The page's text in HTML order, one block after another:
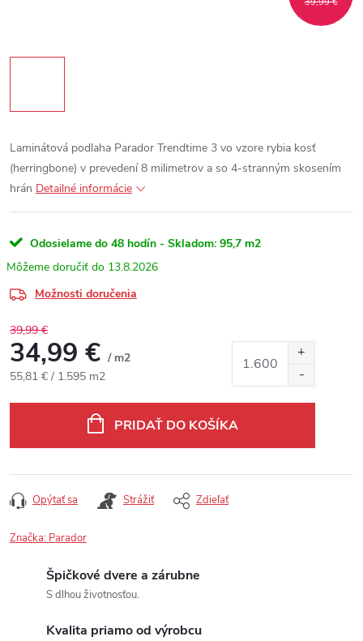
Laminátová podlaha Parador Trendtime 3 vo vzore rybia kosť
(herringbone) v prevedení 8 milimetrov a so 4-stranným skosením
hrán Detailné informácie
Odosielame do 48 hodín - Skladom: 95,7 m2
13.8.2026
Možnosti doručenia
39,99 €
34,99 € / m2
Jednotková cena:
55,81 € / 1.595 m2
PRIDAŤ DO KOŠÍKA
Opýtať sa Strážiť Zdieľať
Značka: Parador
Špičkové dvere a zárubne
S dlhou životnosťou.
Kvalita priamo od výrobcu